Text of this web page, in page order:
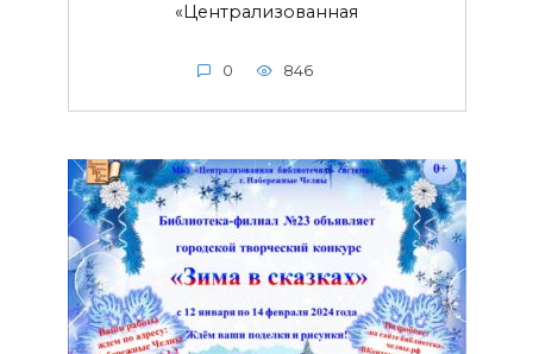
«Централизованная
0 846